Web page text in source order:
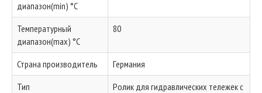
диапазон(min) °C
Температурный
диапазон(max) °C
80
Страна производитель
Германия
Тип
Ролик для гидравлических тележек с